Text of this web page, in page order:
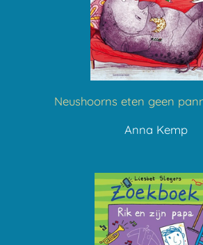
Neushoorns eten geen
Anna Kemp